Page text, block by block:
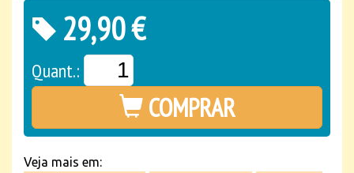
29,90 €
Quant.:
COMPRAR
Veja mais em: